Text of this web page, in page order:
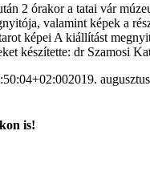
2 órakor a tatai vár
valamint képek a
képei A kiállítást
készítette: dr Szamosi
2019.
is!